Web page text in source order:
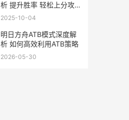
析 提升胜率 轻松上分攻
略
2025-10-04
明日方舟ATB模式深度解
析 如何高效利用ATB策略
2026-05-30